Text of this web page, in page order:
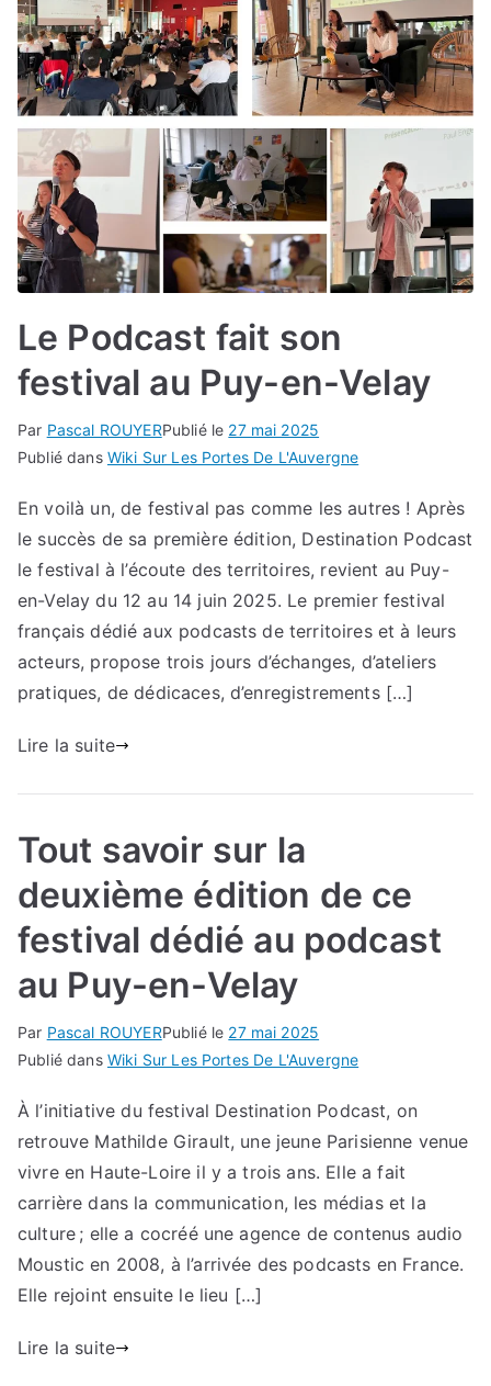
Le Podcast fait son
festival au Puy-en-Velay
Par Pascal ROUYERPublié le 27 mai 2025
Publié dans Wiki Sur Les Portes De L'Auvergne
En voilà un, de festival pas comme les autres ! Après
le succès de sa première édition, Destination Podcast
le festival à l’écoute des territoires, revient au Puy-
en-Velay du 12 au 14 juin 2025. Le premier festival
français dédié aux podcasts de territoires et à leurs
acteurs, propose trois jours d’échanges, d’ateliers
pratiques, de dédicaces, d’enregistrements […]
Lire la suite
Tout savoir sur la
deuxième édition de ce
festival dédié au podcast
au Puy-en-Velay
Par Pascal ROUYERPublié le 27 mai 2025
Publié dans Wiki Sur Les Portes De L'Auvergne
À l’initiative du festival Destination Podcast, on
retrouve Mathilde Girault, une jeune Parisienne venue
vivre en Haute-Loire il y a trois ans. Elle a fait
carrière dans la communication, les médias et la
culture ; elle a cocréé une agence de contenus audio
Moustic en 2008, à l’arrivée des podcasts en France.
Elle rejoint ensuite le lieu […]
Lire la suite